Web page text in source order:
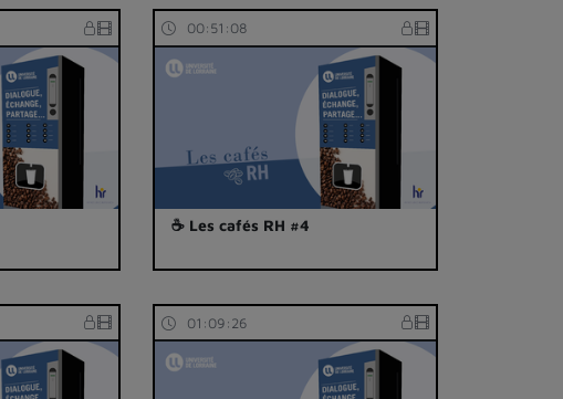
00:51:08
☕ Les cafés RH #4
01:09:26